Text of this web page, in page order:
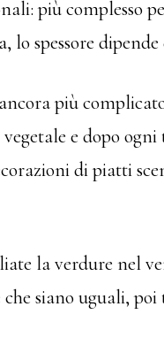
più complesso
spessore
più
e dopo
di piatti
la verdure nel
siano uguali,